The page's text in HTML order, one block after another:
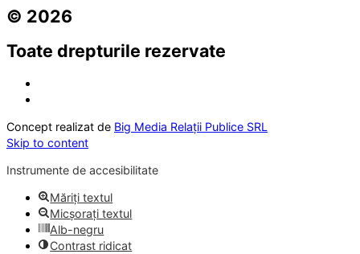
© 2026
Toate drepturile rezervate
Concept realizat de Big Media Relații Publice SRL
Skip to content
Instrumente de accesibilitate
Măriți textul
Micșorați textul
Alb-negru
Contrast ridicat